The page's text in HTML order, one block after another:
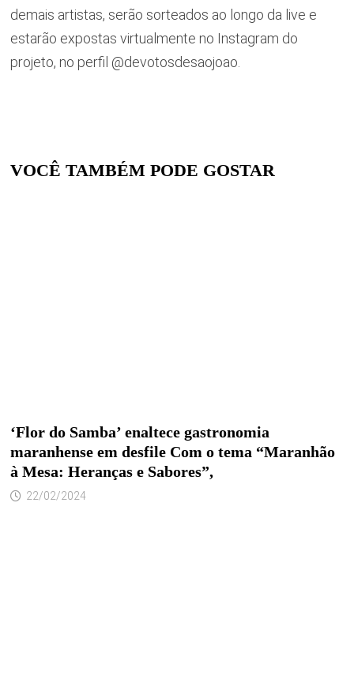
demais artistas, serão sorteados ao longo da live e
estarão expostas virtualmente no Instagram do
projeto, no perfil @devotosdesaojoao.
VOCÊ TAMBÉM PODE GOSTAR
‘Flor do Samba’ enaltece gastronomia
maranhense em desfile Com o tema “Maranhão
à Mesa: Heranças e Sabores”,
22/02/2024